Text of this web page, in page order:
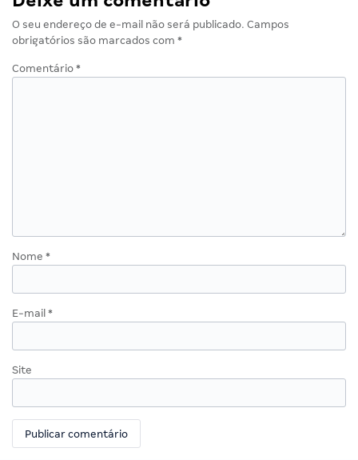
O seu endereço de e-mail não será publicado. Campos
obrigatórios são marcados com *
Comentário *
Nome *
E-mail *
Site